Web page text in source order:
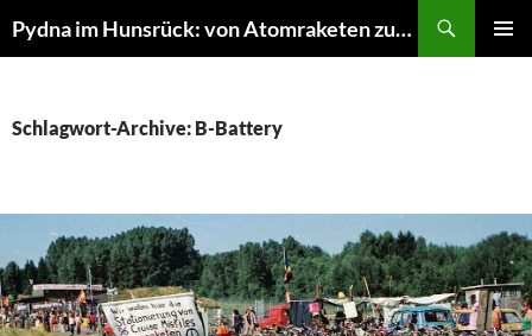
Pydna im Hunsrück: von Atomraketen zur NATURE ONE
Schlagwort-Archive: B-Battery